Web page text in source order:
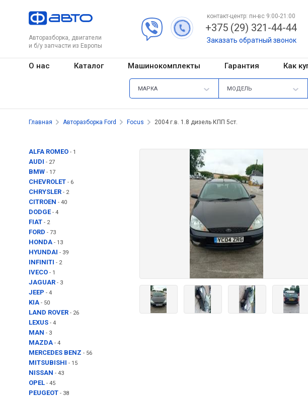
Авторазборка, двигатели
и б/у запчасти из Европы
контакт-центр: пн-вс 9:00-21:00
+375 (29) 321-44-44
Заказать обратный звонок
О нас Каталог Машинокомплекты Гарантия Как
МАРКА МОДЕЛЬ
Главная Авторазборка Ford Focus 2004 г.в. 1.8 дизель КПП 5ст.
ALFA ROMEO - 1
AUDI - 27
BMW - 17
CHEVROLET - 6
CHRYSLER - 2
CITROEN - 40
DODGE - 4
FIAT - 2
FORD - 73
HONDA - 13
HYUNDAI - 39
INFINITI - 2
IVECO - 1
JAGUAR - 3
JEEP - 4
KIA - 50
LAND ROVER - 26
LEXUS - 4
MAN - 3
MAZDA - 4
MERCEDES BENZ - 56
MITSUBISHI - 15
NISSAN - 43
OPEL - 45
PEUGEOT - 38